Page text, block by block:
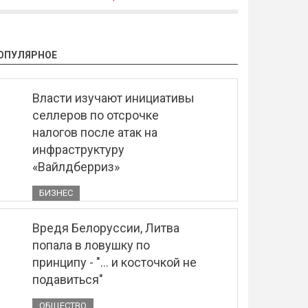
Власти изучают инициативы
селлеров по отсрочке
налогов после атак на
инфраструктуру
«Вайлдберриз»
БИЗНЕС
Вредя Белоруссии, Литва
попала в ловушку по
принципу - "... и косточкой не
подавиться"
ОБЩЕСТВО